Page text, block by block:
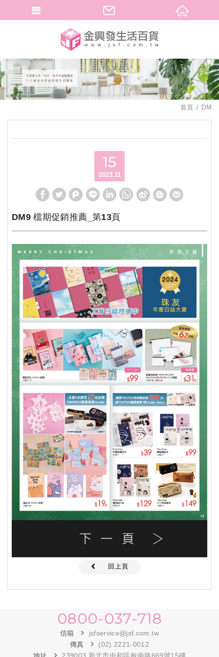
首頁 DM
15
2023.11
DM9 檔期促銷推薦_第13頁
回上頁
0800-037-718
信箱
jsfservice@jsf.com.tw
傳真
(02) 2221-0012